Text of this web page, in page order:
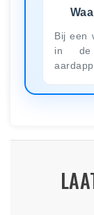
Bij een
in de